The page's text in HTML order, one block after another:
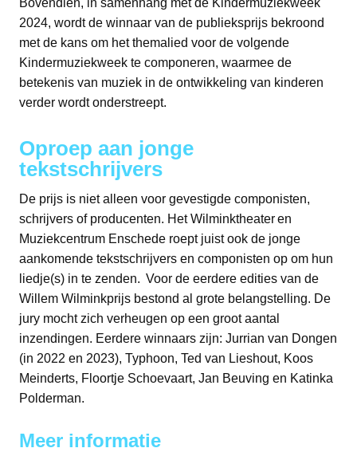
Bovendien, in samenhang met de Kindermuziekweek
2024, wordt de winnaar van de publieksprijs bekroond
met de kans om het themalied voor de volgende
Kindermuziekweek te componeren, waarmee de
betekenis van muziek in de ontwikkeling van kinderen
verder wordt onderstreept.
Oproep aan jonge
tekstschrijvers
De prijs is niet alleen voor gevestigde componisten,
schrijvers of producenten. Het Wilminktheater en
Muziekcentrum Enschede roept juist ook de jonge
aankomende tekstschrijvers en componisten op om hun
liedje(s) in te zenden. Voor de eerdere edities van de
Willem Wilminkprijs bestond al grote belangstelling. De
jury mocht zich verheugen op een groot aantal
inzendingen. Eerdere winnaars zijn: Jurrian van Dongen
(in 2022 en 2023), Typhoon, Ted van Lieshout, Koos
Meinderts, Floortje Schoevaart, Jan Beuving en Katinka
Polderman.
Meer informatie